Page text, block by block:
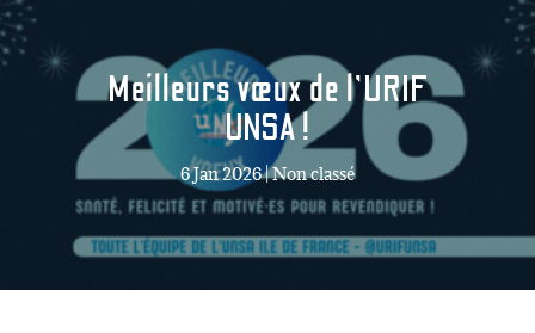
Meilleurs vœux de l’URIF
UNSA !
6 Jan 2026|Non classé